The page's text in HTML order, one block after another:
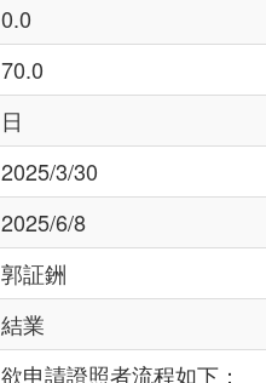
0.0
70.0
日
2025/3/30
2025/6/8
郭証銂
結業
欲申請證照者流程如下：